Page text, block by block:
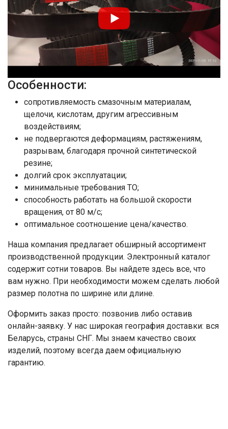
Особенности:
сопротивляемость смазочным материалам,
щелочи, кислотам, другим агрессивным
воздействиям;
не подвергаются деформациям, растяжениям,
разрывам, благодаря прочной синтетической
резине;
долгий срок эксплуатации;
минимальные требования ТО;
способность работать на большой скорости
вращения, от 80 м/с;
оптимальное соотношение цена/качество.
Наша компания предлагает обширный ассортимент
производственной продукции. Электронный каталог
содержит сотни товаров. Вы найдете здесь все, что
вам нужно. При необходимости можем сделать любой
размер полотна по ширине или длине.
Оформить заказ просто: позвонив либо оставив
онлайн-заявку. У нас широкая география доставки: вся
Беларусь, страны СНГ. Мы знаем качество своих
изделий, поэтому всегда даем официальную
гарантию.